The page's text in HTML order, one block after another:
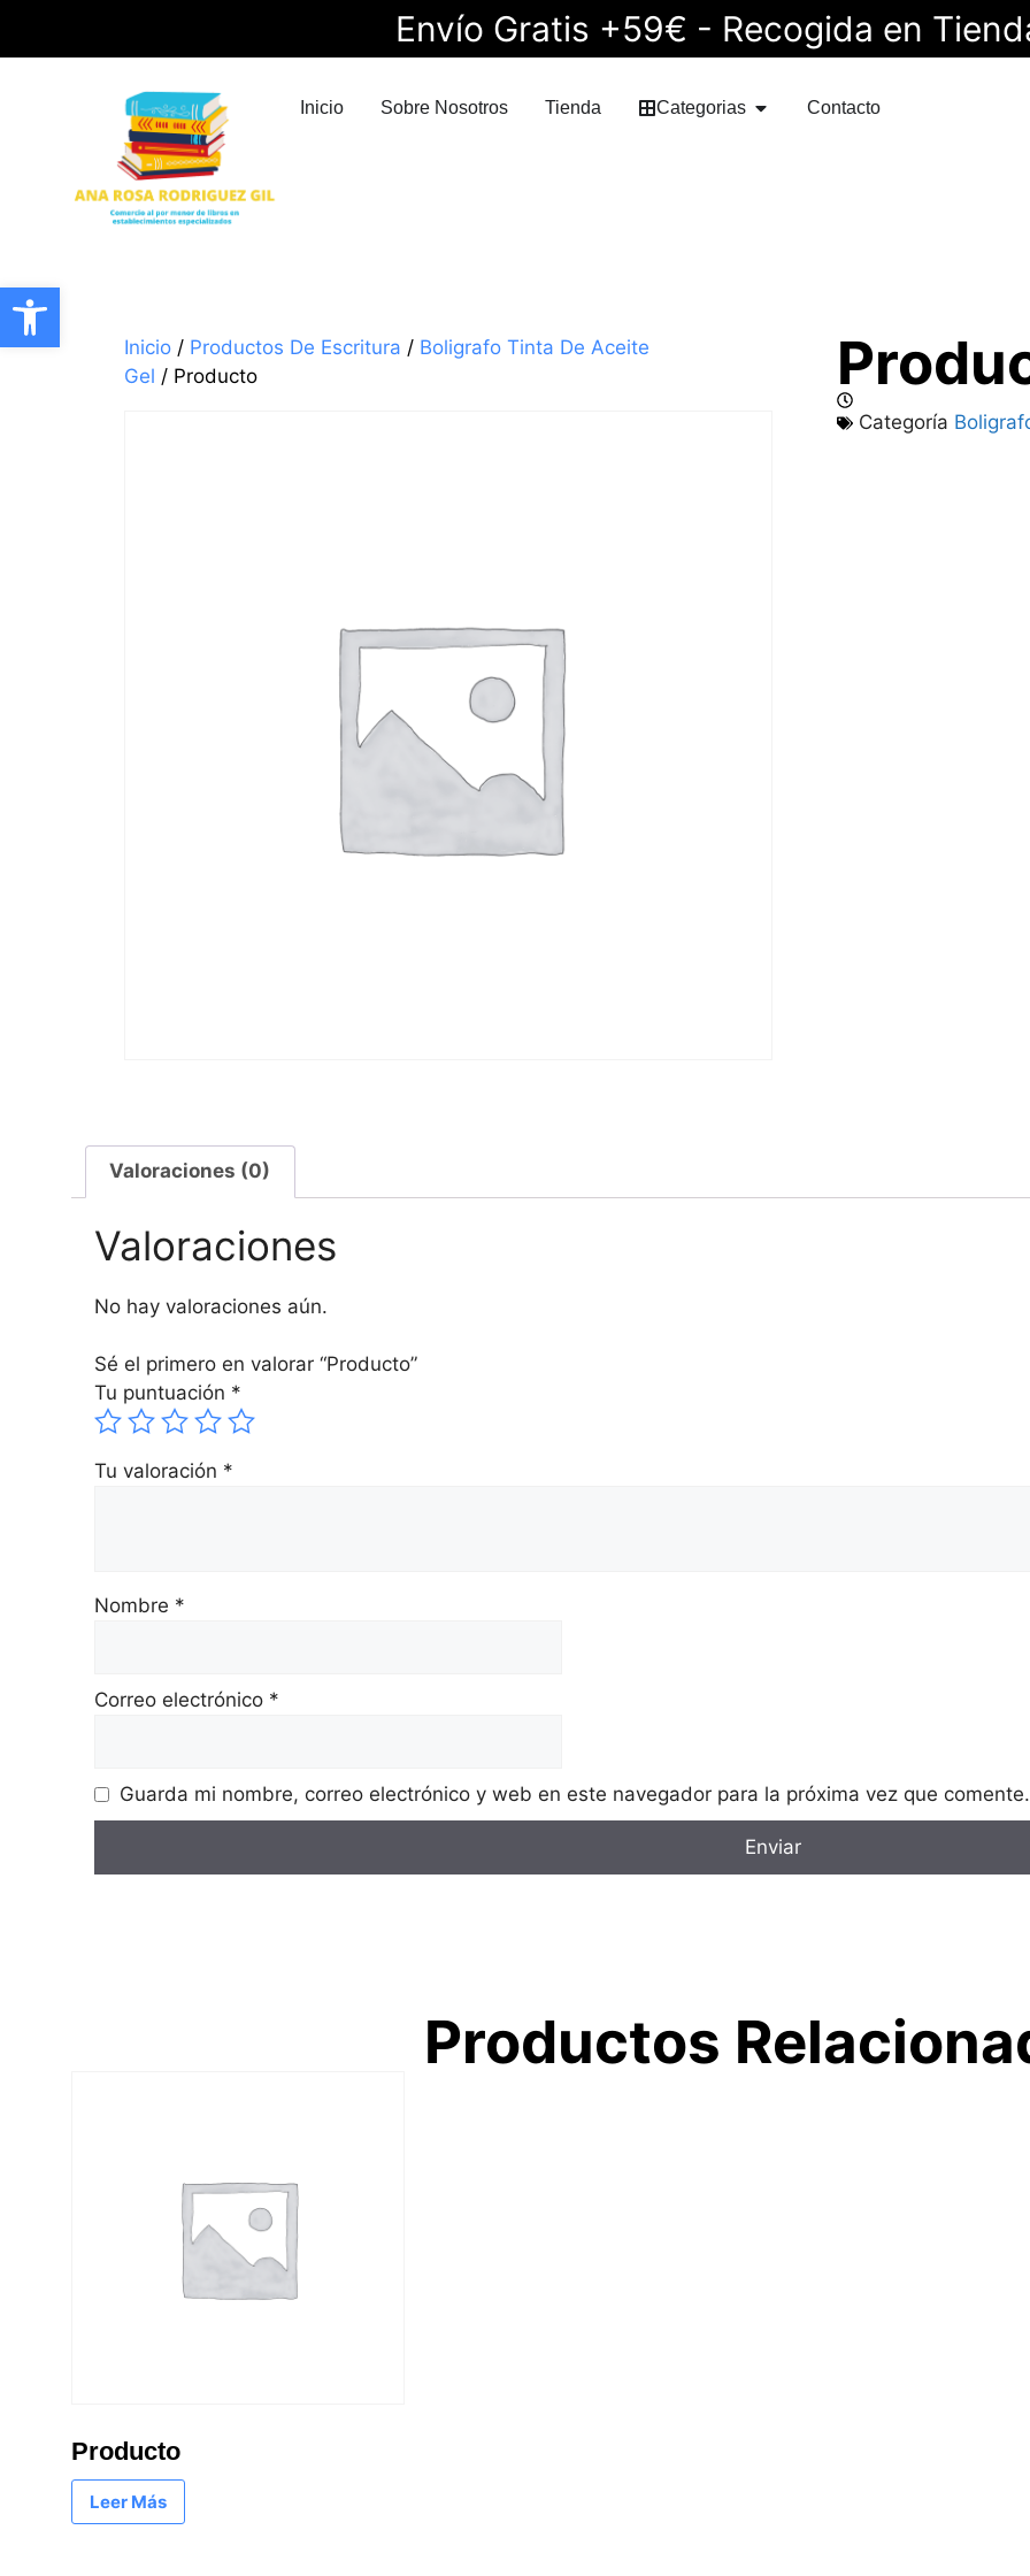
Abrir barra de herramientas
Envío Gratis +59€ - Recogida en
Inicio Sobre Nosotros Tienda Categorias Contacto
Categoría
Inicio/ Productos De Escritura / Boligrafo Tinta De Aceite
Gel / Producto
Valoraciones (0)
Valoraciones
No hay valoraciones aún.
Sé el primero en valorar “Producto”
Tu puntuación *
Tu valoración *
Nombre *
Correo electrónico *
Guarda mi nombre, correo electrónico y web en este navegador para la próxima vez que comente.
Productos
Producto
Leer Más